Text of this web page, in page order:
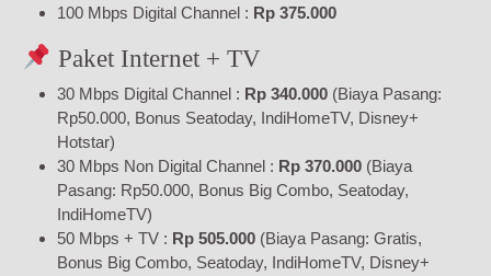
100 Mbps Digital Channel : Rp 375.000
Paket Internet + TV
30 Mbps Digital Channel : Rp 340.000 (Biaya Pasang:
Rp50.000, Bonus Seatoday, IndiHomeTV, Disney+
Hotstar)
30 Mbps Non Digital Channel : Rp 370.000 (Biaya
Pasang: Rp50.000, Bonus Big Combo, Seatoday,
IndiHomeTV)
50 Mbps + TV : Rp 505.000 (Biaya Pasang: Gratis,
Bonus Big Combo, Seatoday, IndiHomeTV, Disney+